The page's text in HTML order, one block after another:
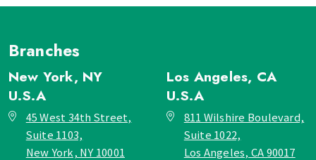
Branches
New York, NY
U.S.A
45 West 34th Street,
Suite 1103,
New York, NY 10001
Los Angeles, CA
U.S.A
811 Wilshire Boulevard,
Suite 1022,
Los Angeles, CA 90017